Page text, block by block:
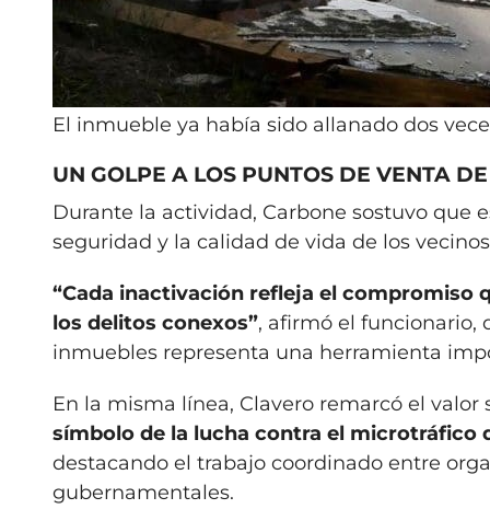
El inmueble ya había sido allanado dos
UN GOLPE A LOS PUNTOS DE VENTA
Durante la actividad, Carbone sostuvo que
seguridad y la calidad de vida de los
“Cada inactivación refleja el compromiso
los delitos conexos”, afirmó el funcionario,
inmuebles representa una herramienta
En la misma línea, Clavero remarcó el
símbolo de la lucha contra el microtráfico
destacando el trabajo coordinado entre
gubernamentales.